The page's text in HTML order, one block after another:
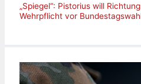
„Spiegel“: Pistorius will
Wehrpflicht vor